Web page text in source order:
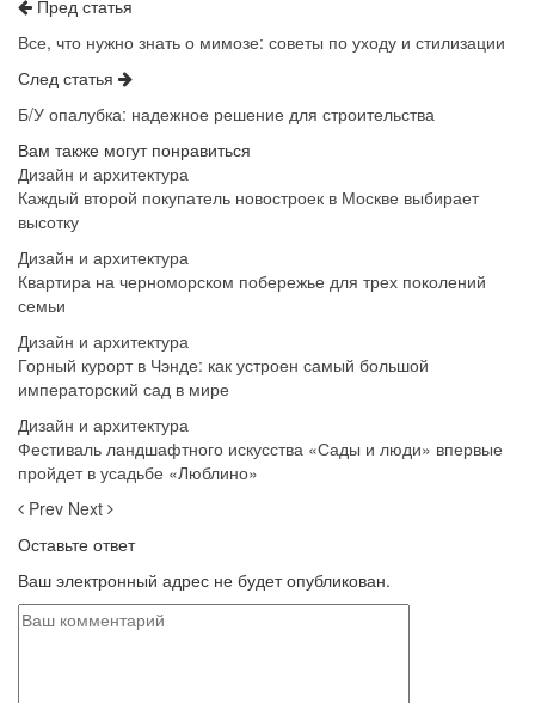
Пред статья
Все, что нужно знать о мимозе: советы по уходу и стилизации
След статья
Б/У опалубка: надежное решение для строительства
Вам также могут понравиться
Дизайн и архитектура
Каждый второй покупатель новостроек в Москве выбирает
высотку
Дизайн и архитектура
Квартира на черноморском побережье для трех поколений
семьи
Дизайн и архитектура
Горный курорт в Чэнде: как устроен самый большой
императорский сад в мире
Дизайн и архитектура
Фестиваль ландшафтного искусства «Сады и люди» впервые
пройдет в усадьбе «Люблино»
Prev Next
Оставьте ответ
Ваш электронный адрес не будет опубликован.